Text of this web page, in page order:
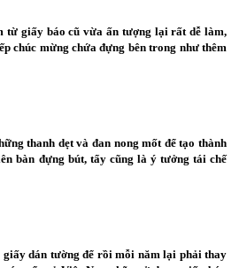
từ giấy báo cũ vừa ấn tượng lại rất dễ làm,
chúc mừng chứa đựng bên trong như thêm
thanh dẹt và đan nong mốt để tạo thành
bàn đựng bút, tẩy cũng là ý tưởng tái chế
dán tường để rồi mỗi năm lại phải thay